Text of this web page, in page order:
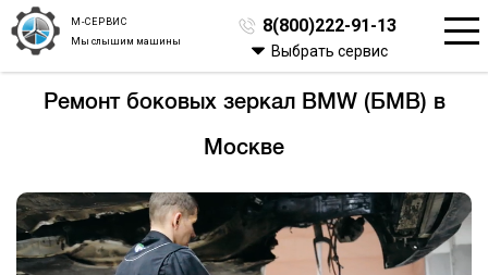
М-СЕРВИС
Мы слышим машины
8(800)222-91-13
Выбрать сервис
Ремонт боковых зеркал BMW (БМВ) в
Москве